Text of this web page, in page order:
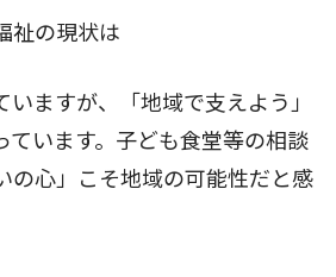
の現状は
ますが、「地域で支えよう」
ています。子ども食堂等の相談
の心」こそ地域の可能性だと感